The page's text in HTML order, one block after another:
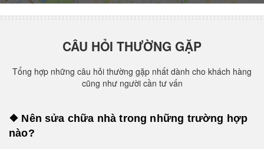
CÂU HỎI THƯỜNG GẶP
Tổng hợp những câu hỏi thường gặp nhất dành cho khách hàng
cũng như người cần tư vấn
❖ Nên sửa chữa nhà trong những trường hợp
nào?